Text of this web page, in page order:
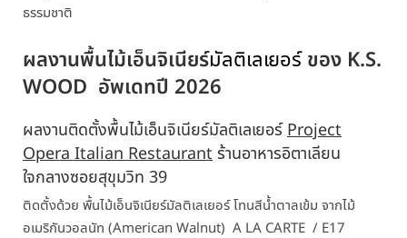
ธรรมชาติ
ผลงานพื้นไม้เอ็นจิเนียร์มัลติเลเยอร์ ของ K.S.
WOOD อัพเดทปี 2026
ผลงานติดตั้งพื้นไม้เอ็นจิเนียร์มัลติเลเยอร์ Project
Opera Italian Restaurant ร้านอาหารอิตาเลียน
ใจกลางซอยสุขุมวิท 39
ติดตั้งด้วย พื้นไม้เอ็นจิเนียร์มัลติเลเยอร์โทนสีน้ำตาลเข้ม จากไม้
อเมริกันวอลนัท (American Walnut) A LA CARTE / E17